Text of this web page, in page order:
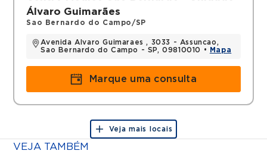
Álvaro Guimarães
Sao Bernardo do Campo/SP
Avenida Alvaro Guimaraes , 3033 - Assuncao,
Sao Bernardo do Campo - SP, 09810010 •
Mapa
Marque uma consulta
Veja mais locais
VEJA TAMBÉM